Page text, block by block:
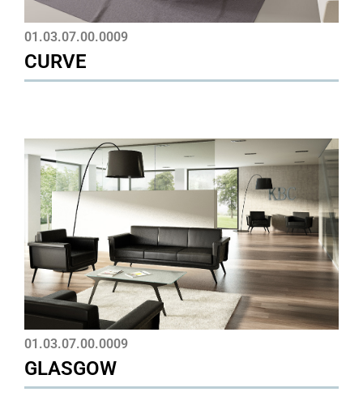
01.03.07.00.0009
CURVE
01.03.07.00.0009
GLASGOW